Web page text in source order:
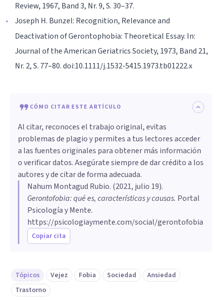
Review, 1967, Band 3, Nr. 9, S. 30–37.
Joseph H. Bunzel: Recognition, Relevance and
Deactivation of Gerontophobia: Theoretical Essay. In:
Journal of the American Geriatrics Society, 1973, Band 21,
Nr. 2, S. 77–80. doi:10.1111/j.1532-5415.1973.tb01222.x
CÓMO CITAR ESTE ARTÍCULO
Al citar, reconoces el trabajo original, evitas
problemas de plagio y permites a tus lectores acceder
a las fuentes originales para obtener más información
o verificar datos. Asegúrate siempre de dar crédito a los
autores y de citar de forma adecuada.
Nahum Montagud Rubio. (2021, julio 19).
Gerontofobia: qué es, características y causas. Portal
Psicología y Mente.
https://psicologiaymente.com/social/gerontofobia
Copiar cita
Tópicos Vejez Fobia Sociedad
Ansiedad
Trastorno